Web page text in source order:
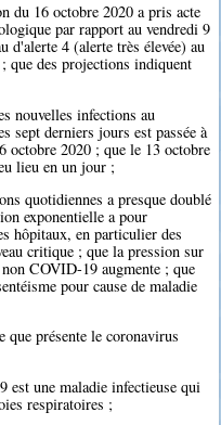
du 16 octobre 2020 a pris acte
par rapport au vendredi 9
d'alerte 4 (alerte très élevée) au
que des projections indiquent
nouvelles infections au
sept derniers jours est passée à
octobre 2020 ; que le 13 octobre
lieu en un jour ;
quotidiennes a presque doublé
exponentielle a pour
hôpitaux, en particulier des
critique ; que la pression sur
COVID-19 augmente ; que
pour cause de maladie
que présente le coronavirus
est une maladie infectieuse qui
respiratoires ;